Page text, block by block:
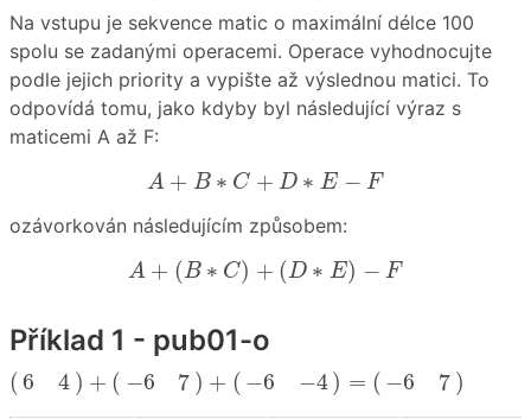
Na vstupu je sekvence matic o maximální délce 100
spolu se zadanými operacemi. Operace vyhodnocujte
podle jejich priority a vypište až výslednou matici. To
odpovídá tomu, jako kdyby byl následující výraz s
maticemi A až F:
A + B ∗ C + D ∗ E − F
A+ B ∗C + D∗ E −F
ozávorkován následujícím způsobem:
A + (B ∗ C) + (D ∗ E) − F
A +( B ∗C + (D∗ E )−F
Příklad 1 - pub01-o
(6 4 ) + ( −6 7 ) + ( −6 −4) = ( −6 7 )
( 64 + (− 6 7 +( 6−4 ) =( 6